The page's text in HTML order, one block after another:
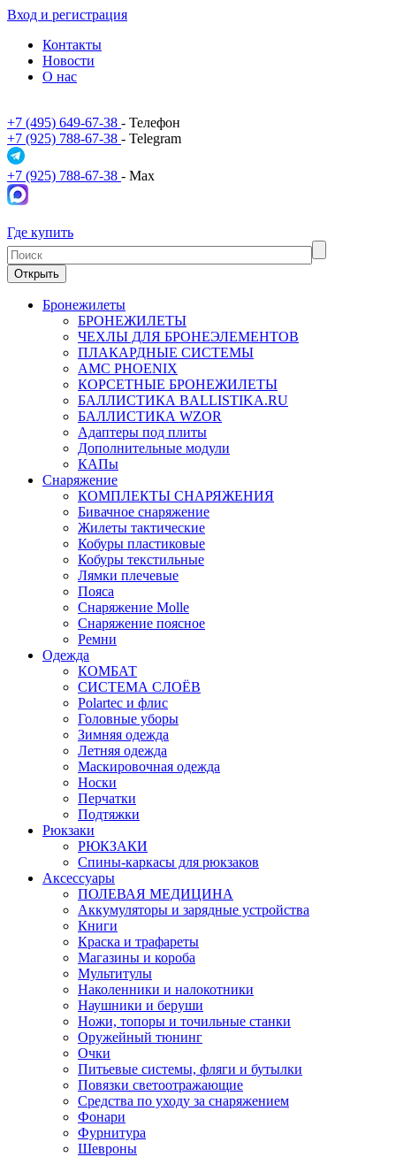
Вход и регистрация
Контакты
Новости
О нас
+7 (495) 649-67-38 - Телефон
+7 (925) 788-67-38 - Telegram
+7 (925) 788-67-38 - Max
Где купить
Открыть
Бронежилеты
БРОНЕЖИЛЕТЫ
ЧЕХЛЫ ДЛЯ БРОНЕЭЛЕМЕНТОВ
ПЛАКАРДНЫЕ СИСТЕМЫ
АМС PHOENIX
КОРСЕТНЫЕ БРОНЕЖИЛЕТЫ
БАЛЛИСТИКА BALLISTIKA.RU
БАЛЛИСТИКА WZOR
Адаптеры под плиты
Дополнительные модули
КАПы
Снаряжение
КОМПЛЕКТЫ СНАРЯЖЕНИЯ
Бивачное снаряжение
Жилеты тактические
Кобуры пластиковые
Кобуры текстильные
Лямки плечевые
Пояса
Снаряжение Molle
Снаряжение поясное
Ремни
Одежда
КОМБАТ
СИСТЕМА СЛОЁВ
Polartec и флис
Головные уборы
Зимняя одежда
Летняя одежда
Маскировочная одежда
Носки
Перчатки
Подтяжки
Рюкзаки
РЮКЗАКИ
Спины-каркасы для рюкзаков
Аксессуары
ПОЛЕВАЯ МЕДИЦИНА
Аккумуляторы и зарядные устройства
Книги
Краска и трафареты
Магазины и короба
Мультитулы
Наколенники и налокотники
Наушники и беруши
Ножи, топоры и точильные станки
Оружейный тюнинг
Очки
Питьевые системы, фляги и бутылки
Повязки светоотражающие
Средства по уходу за снаряжением
Фонари
Фурнитура
Шевроны